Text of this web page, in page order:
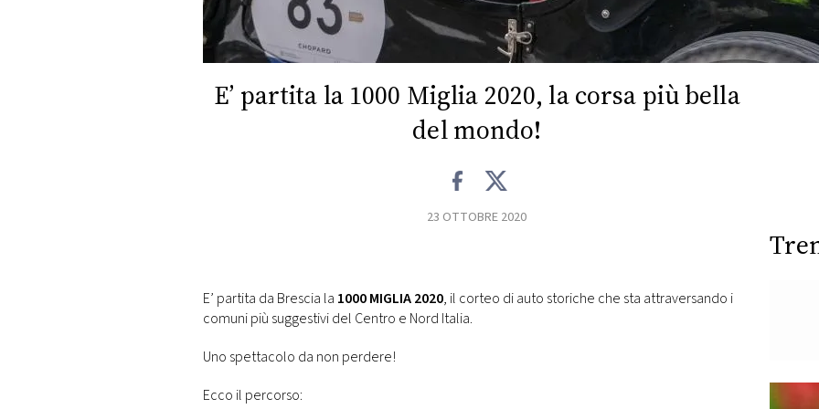
DI
MONACO
RMC
CONSIGLIA
E’ partita la 1000 Miglia 2020, la corsa più bella
del mondo!
23 OTTOBRE 2020
E’ partita da Brescia la 1000 MIGLIA 2020, il corteo di auto storiche che sta attraversando i
comuni più suggestivi del Centro e Nord Italia.
Uno spettacolo da non perdere!
Ecco il percorso: